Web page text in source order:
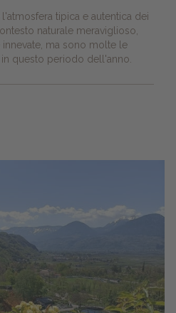
tipica e autentica dei
naturale meraviglioso,
ma sono molte le
questo periodo dell'anno.